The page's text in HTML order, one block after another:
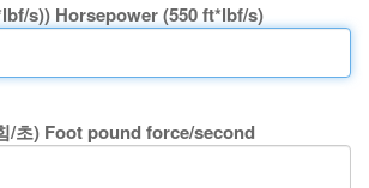
s)) Horsepower (550 ft*lbf/s)
/초) Foot pound force/second